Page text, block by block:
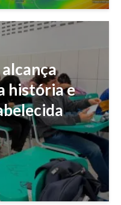
história e